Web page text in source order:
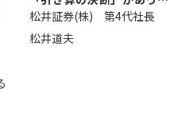
から
松井証券(株) 第4代社長
松井道夫